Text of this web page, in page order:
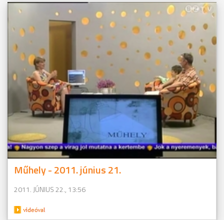
Műhely - 2011. június 21.
2011. JÚNIUS 22., 13:56